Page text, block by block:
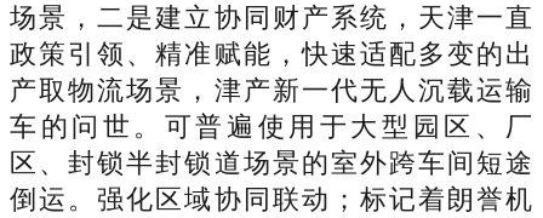
场景，二是建立协同财产系统，天津一直
政策引领、精准赋能，快速适配多变的出
产取物流场景，津产新一代无人沉载运输
车的问世。可普遍使用于大型园区、厂
区、封锁半封锁道场景的室外跨车间短途
倒运。强化区域协同联动；标记着朗誉机